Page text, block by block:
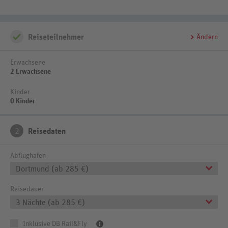
Reiseteilnehmer Ändern
Erwachsene
2 Erwachsene
Kinder
0 Kinder
2 Reisedaten
Abflughafen
Dortmund (ab 285 €)
Reisedauer
3 Nächte (ab 285 €)
Inklusive DB Rail&Fly